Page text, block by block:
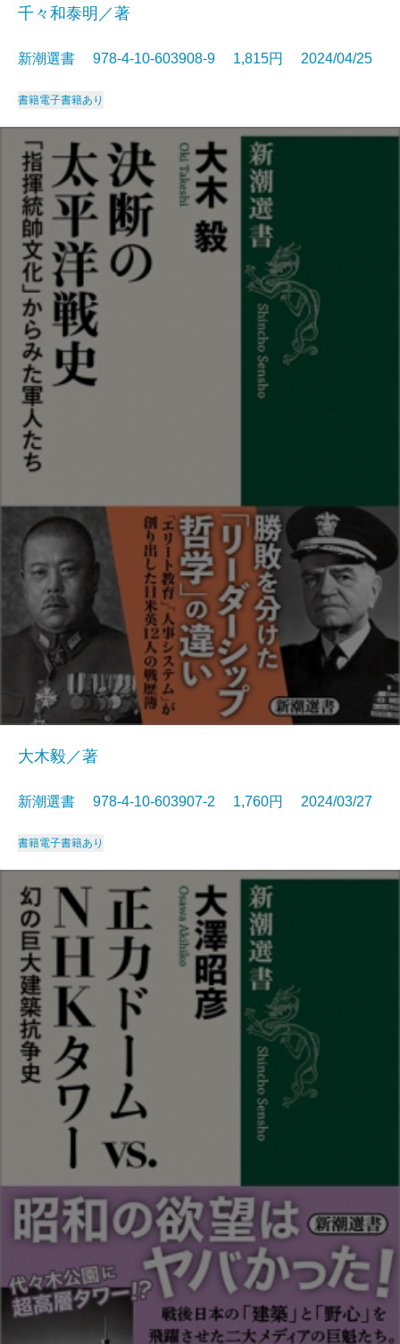
千々和泰明／著
新潮選書 978-4-10-603908-9 1,815円 2024/04/25
書籍電子書籍あり
大木毅／著
新潮選書 978-4-10-603907-2 1,760円 2024/03/27
書籍電子書籍あり